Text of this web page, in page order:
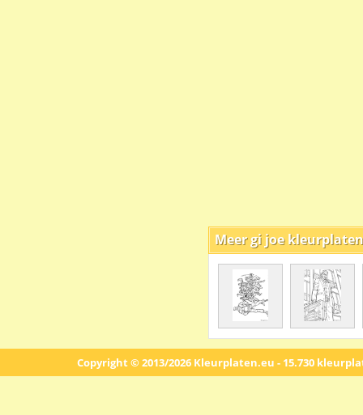
Meer gi joe kleurplaten
Copyright © 2013/2026 Kleurplaten.eu - 15.730